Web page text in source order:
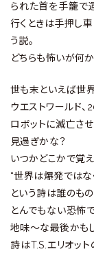
られた首を手籠で
行くときは手押し
う説。
どちらも怖いが何
世も末といえば世
ウエストワールド
ロボットに滅亡さ
見過ぎかな？
いつかどこかで覚
“世界は爆発ではな
という詩は誰のも
とんでもない恐怖
地味〜な最後かも
詩はT.S.エリオッ